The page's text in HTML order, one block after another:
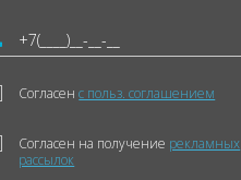
Согласенс польз. соглашением
Согласен на получение рекламных
рассылок